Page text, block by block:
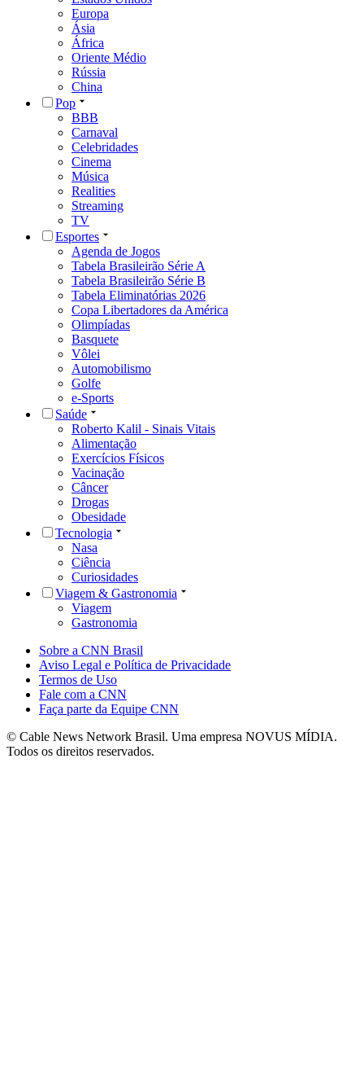
Europa
Ásia
África
Oriente Médio
Rússia
China
Pop
BBB
Carnaval
Celebridades
Cinema
Música
Realities
Streaming
TV
Esportes
Agenda de Jogos
Tabela Brasileirão Série A
Tabela Brasileirão Série B
Tabela Eliminatórias 2026
Copa Libertadores da América
Olimpíadas
Basquete
Vôlei
Automobilismo
Golfe
e-Sports
Saúde
Roberto Kalil - Sinais Vitais
Alimentação
Exercícios Físicos
Vacinação
Câncer
Drogas
Obesidade
Tecnologia
Nasa
Ciência
Curiosidades
Viagem & Gastronomia
Viagem
Gastronomia
Sobre a CNN Brasil
Aviso Legal e Política de Privacidade
Termos de Uso
Fale com a CNN
Faça parte da Equipe CNN
© Cable News Network Brasil. Uma empresa NOVUS MÍDIA.
Todos os direitos reservados.